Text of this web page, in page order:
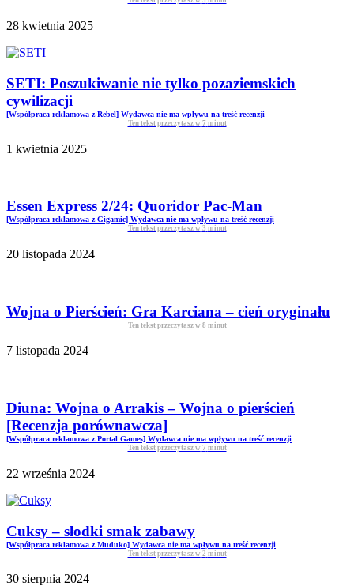
28 kwietnia 2025
SETI: Poszukiwanie nie tylko pozaziemskich
cywilizacji
[Współpraca reklamowa z Rebel] Wydawca nie ma wpływu na treść recenzji
Ten tekst przeczytasz w 7 minut
1 kwietnia 2025
Essen Express 2/24: Quoridor Pac-Man
[Współpraca reklamowa z Gigamic] Wydawca nie ma wpływu na treść recenzji
Ten tekst przeczytasz w 3 minut
20 listopada 2024
Wojna o Pierścień: Gra Karciana – cień oryginału
Ten tekst przeczytasz w 8 minut
7 listopada 2024
Diuna: Wojna o Arrakis – Wojna o pierścień
[Recenzja porównawcza]
[Współpraca reklamowa z Portal Games] Wydawca nie ma wpływu na treść recenzji
Ten tekst przeczytasz w 7 minut
22 września 2024
Cuksy – słodki smak zabawy
[Współpraca reklamowa z Muduko] Wydawca nie ma wpływu na treść recenzji
Ten tekst przeczytasz w 2 minut
30 sierpnia 2024